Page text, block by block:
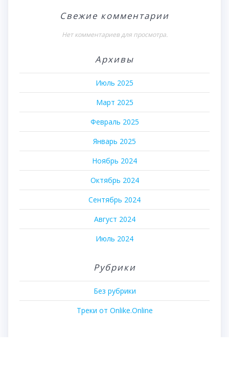
Свежие комментарии
Нет комментариев для просмотра.
Архивы
Июль 2025
Март 2025
Февраль 2025
Январь 2025
Ноябрь 2024
Октябрь 2024
Сентябрь 2024
Август 2024
Июль 2024
Рубрики
Без рубрики
Треки от Onlike.Online